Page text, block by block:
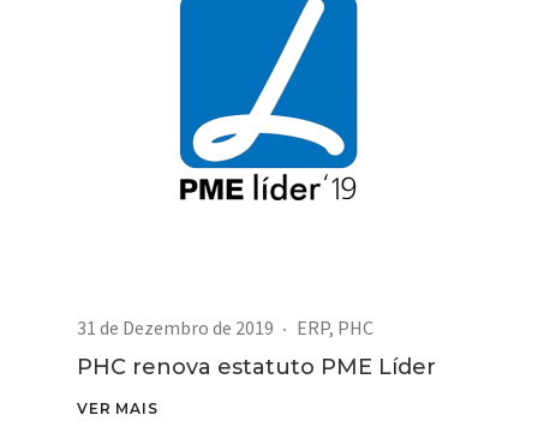
31 de Dezembro de 2019 ERP, PHC
PHC renova estatuto PME Líder
VER MAIS